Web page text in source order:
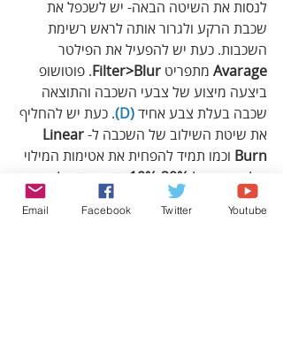
לנסות את השיטה הבאה- יש לשכפל את
שכבת הרקע ולגרור אותה לראש רשימת
השכבות. כעת יש להפעיל את הפילטר
Avarage מתפריט Filter>Blur. פוטושופ
ביצעה מיצוע של צבעי השכבה והתוצאה
שכבה בעלת צבע אחיד (D)
. כעת יש להחליף
את שיטת השילוב של השכבה ל-Linear
Burn וכמו תמיד להפחית את אטימות המילוי
של השכבה ל- 20%-10%
או בהתאם לתמונה.
שימו לב שלעיתים הרווייה עשתה טוב
לתמונה אך הקצינה את הצבע השולט. כדי
Email Facebook Twitter Youtube